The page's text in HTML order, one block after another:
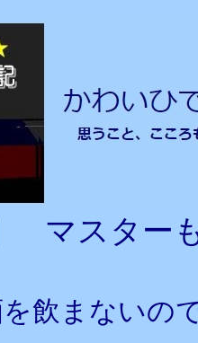
マスター
飲まないの